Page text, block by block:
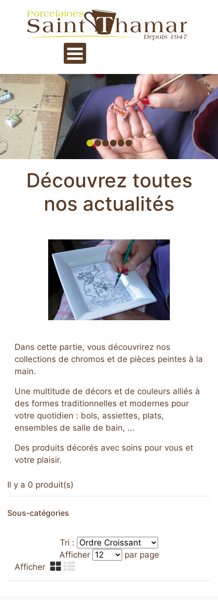
••••••
Découvrez toutes
nos actualités
Dans cette partie, vous découvrirez nos
collections de chromos et de pièces peintes à la
main.
Une multitude de décors et de couleurs alliés à
des formes traditionnelles et modernes pour
votre quotidien : bols, assiettes, plats,
ensembles de salle de bain, ...
Des produits décorés avec soins pour vous et
votre plaisir.
Il y a 0 produit(s)
Sous-catégories
Tri :
Afficher
par page
Afficher